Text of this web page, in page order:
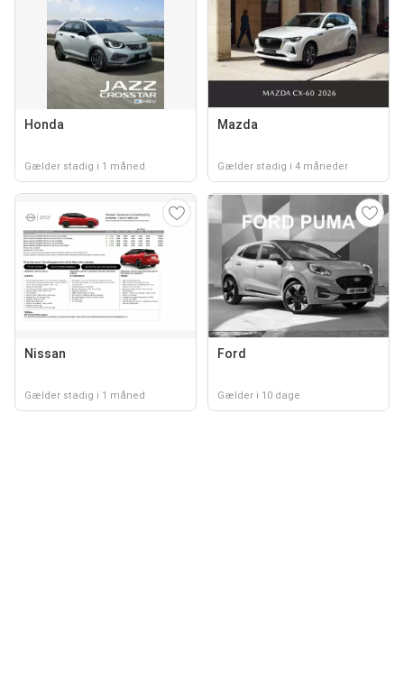
Honda
Gælder stadig i 1 måned
Mazda
Gælder stadig i 4 måneder
Nissan
Gælder stadig i 1 måned
Ford
Gælder i 10 dage